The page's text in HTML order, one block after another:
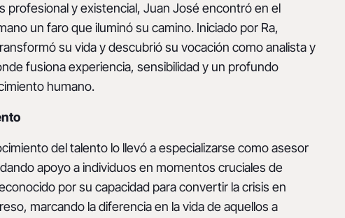
profesional y existencial, Juan José encontró en el
un faro que iluminó su camino. Iniciado por Ra,
su vida y descubrió su vocación como analista y
fusiona experiencia, sensibilidad y un profundo
humano.
del talento lo llevó a especializarse como asesor
apoyo a individuos en momentos cruciales de
por su capacidad para convertir la crisis en
marcando la diferencia en la vida de aquellos a